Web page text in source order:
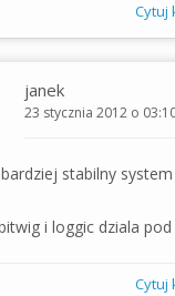
Cytuj
janek
23 stycznia 2012 o
stabilny
i loggic dziala pod
Cytuj